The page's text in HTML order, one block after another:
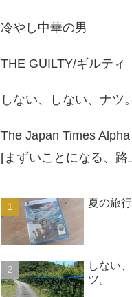
冷やし中華の男
THE GUILTY/ギルティ
しない、しない、ナツ。
The Japan Times
[まずいことになる、路
夏の旅
しない
ツ。